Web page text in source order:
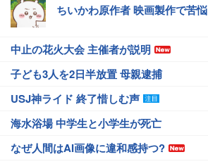
ちいかわ原作者 映画製作で苦悩
中止の花火大会 主催者が説明
子ども3人を2日半放置 母親逮捕
USJ神ライド 終了惜しむ声
海水浴場 中学生と小学生が死亡
なぜ人間はAI画像に違和感持つ?